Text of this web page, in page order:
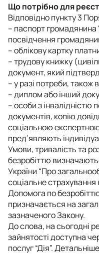
Що потрібно для
Відповідно пункту 3
– паспорт
посвідчення
– облікову картку
– трудову книжку
документ, який
– у разі потреби, також
– диплом або інший
– особи з інвалідністю
документів, копію
соціальною експертною
пред’являють
Умови, тривалість та
безробіттю
України “Про
соціальне страхування
Допомога по
призначається на
зазначеного Закону.
До слова, на сьогодні
зайнятості доступна
послуг “Дія”.